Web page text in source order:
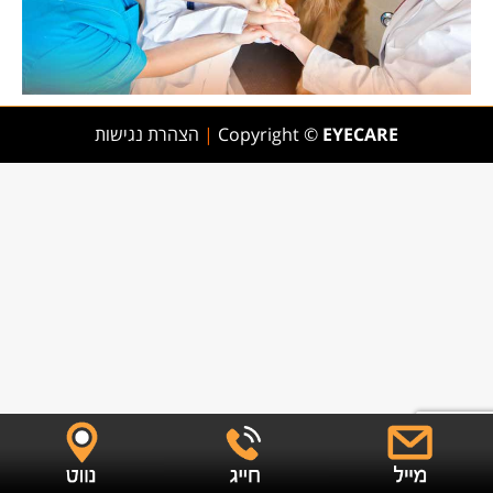
Copyright © EYECARE
| הצהרת נגישות